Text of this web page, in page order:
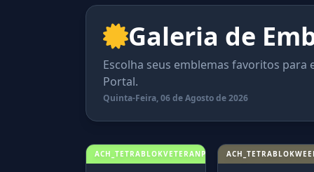
Galeria de
Escolha seus emblemas favoritos para
Portal.
Quinta-Feira, 06 de Agosto de 2026
ACH_TETRABLOKVETERANPLAYER